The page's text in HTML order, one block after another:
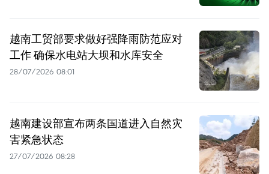
越南工贸部要求做好强降雨防范应对
工作 确保水电站大坝和水库安全
28/07/2026 08:01
越南建设部宣布两条国道进入自然灾
害紧急状态
27/07/2026 08:28